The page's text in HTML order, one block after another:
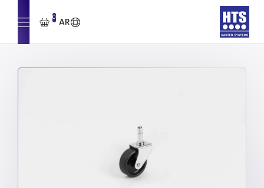
AR
0